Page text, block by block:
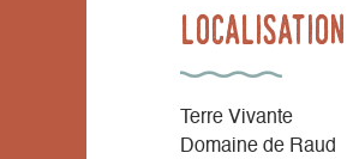
Localisation
Terre Vivante
Domaine de Raud